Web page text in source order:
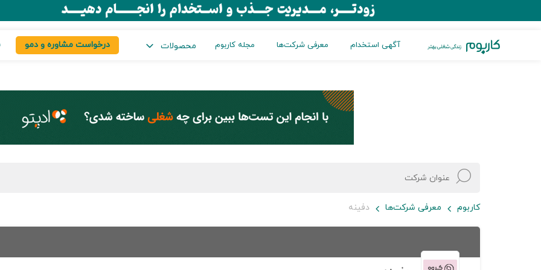
آگهی استخدام معرفی شرکت‌ها مجله کاربوم محصولات درخواست مشاوره و دمو
کاربوم معرفی شرکت‌ها دفینه